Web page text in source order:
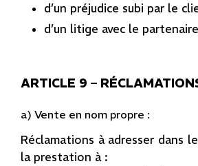
d’un préjudice subi par le
d’un litige avec le
ARTICLE 9 –
a) Vente en nom propre :
Réclamations à adresser dans
la prestation à :